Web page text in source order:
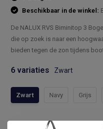
Beschikbaar in de winkel:
De NALUX RVS Biminitop 3
die op zoek is naar een
bieden tegen de zon tijdens
6 variaties Zwart
Zwart Navy Grijs